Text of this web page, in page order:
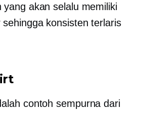
yang akan selalu memiliki
sehingga konsistenterlaris
contoh sempurna dari